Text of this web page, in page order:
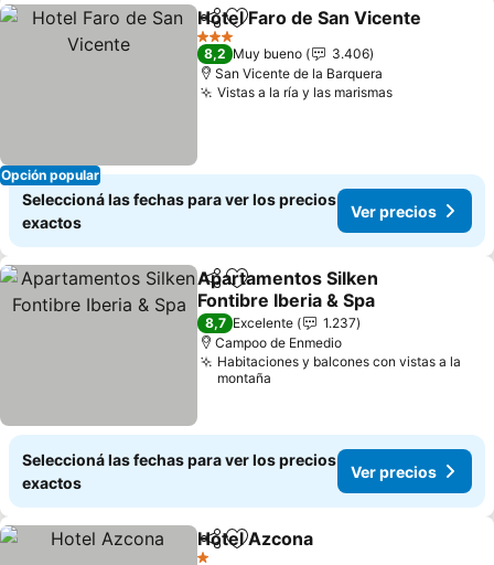
Opción popular
CompartirAñadir a favoritos
Hotel Faro de San Vicente
3 Estrellas
8,2 Muy bueno
3.406
San Vicente de la Barquera
Vistas a la ría y las marismasVer precios
Seleccioná las fechas para ver los precios
exactos
Ver precios
CompartirAñadir a favoritos
Apartamentos Silken
Fontibre Iberia & Spa
Ver precios
8,7 Excelente
1.237
Campoo de Enmedio
Habitaciones y balcones con vistas a la
montaña
Seleccioná las fechas para ver los precios
exactos
Ver precios
CompartirAñadir a favoritos
Hotel Azcona